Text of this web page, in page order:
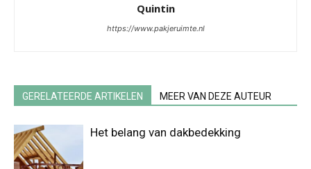
Quintin
https://www.pakjeruimte.nl
GERELATEERDE ARTIKELEN MEER VAN DEZE AUTEUR
Het belang van dakbedekking